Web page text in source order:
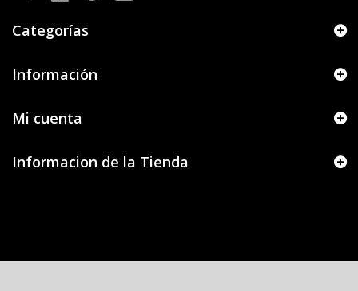
Categorías
Información
Mi cuenta
Informacion de la Tienda